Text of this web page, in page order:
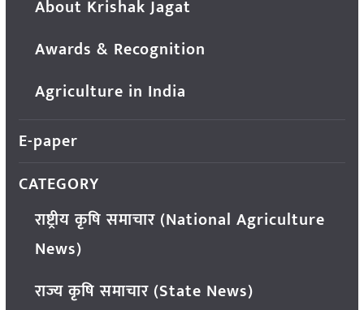
About Krishak Jagat
Awards & Recognition
Agriculture in India
E-paper
CATEGORY
राष्ट्रीय कृषि समाचार (National Agriculture
News)
राज्य कृषि समाचार (State News)